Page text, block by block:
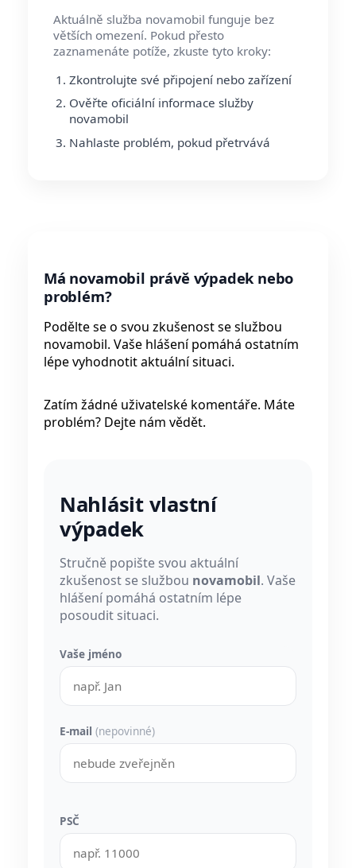
Aktuálně služba novamobil funguje bez
větších omezení. Pokud přesto
zaznamenáte potíže, zkuste tyto kroky:
Zkontrolujte své připojení nebo zařízení
Ověřte oficiální informace služby
novamobil
Nahlaste problém, pokud přetrvává
Má novamobil právě výpadek nebo
problém?
Podělte se o svou zkušenost se službou
novamobil. Vaše hlášení pomáhá ostatním
lépe vyhodnotit aktuální situaci.
Zatím žádné uživatelské komentáře. Máte
problém? Dejte nám vědět.
Nahlásit vlastní
výpadek
Stručně popište svou aktuální
zkušenost se službou novamobil. Vaše
hlášení pomáhá ostatním lépe
posoudit situaci.
Vaše jméno
E-mail (nepovinné)
PSČ